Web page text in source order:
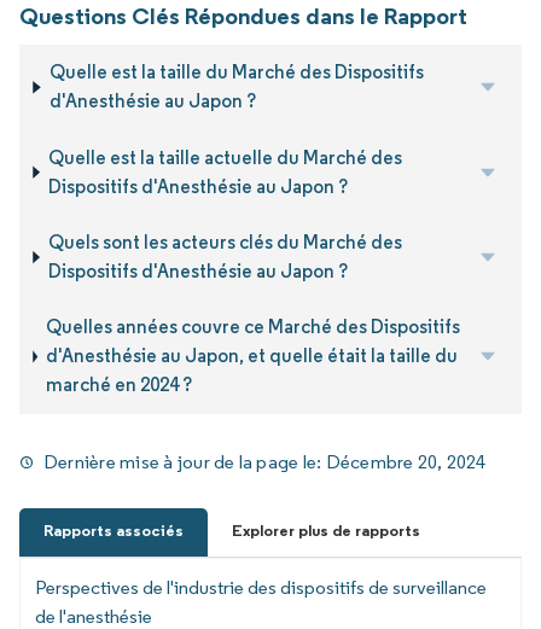
Questions Clés Répondues dans le Rapport
Quelle est la taille du Marché des Dispositifs
d'Anesthésie au Japon ?
Quelle est la taille actuelle du Marché des
Dispositifs d'Anesthésie au Japon ?
Quels sont les acteurs clés du Marché des
Dispositifs d'Anesthésie au Japon ?
Quelles années couvre ce Marché des Dispositifs
d'Anesthésie au Japon, et quelle était la taille du
marché en 2024 ?
Dernière mise à jour de la page le: Décembre 20, 2024
Rapports associés Explorer plus de rapports
Perspectives de l'industrie des dispositifs de surveillance
de l'anesthésie